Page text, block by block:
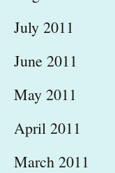
July 2011
June 2011
May 2011
April 2011
March 2011